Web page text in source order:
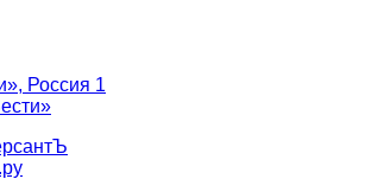
Россия 1